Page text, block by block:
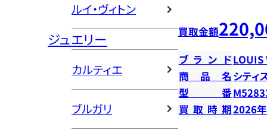
ルイ・ヴィトン
ジュエリー
カルティエ
ブルガリ
買取金額
ブランドLOUIS
商品名 シティ
型番
買取時期2026